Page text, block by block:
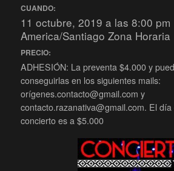
CUANDO:
11 octubre, 2019 a las 8:00 pm
America/Santiago Zona Horaria
PRECIO:
ADHESIÓN: La preventa $4.000 y
conseguirlas en los siguientes mails:
orígenes.contacto@gmail.com y
contacto.razanativa@gmail.com. El día
concierto es a $5.000